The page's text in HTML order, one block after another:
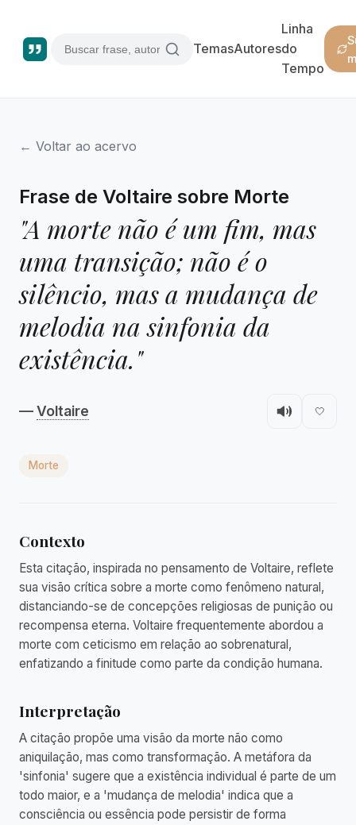
TemasAutores
Linha
do
Tempo
← Voltar ao acervo
Frase de Voltaire sobre Morte
"A morte não é um fim, mas
uma transição; não é o
silêncio, mas a mudança de
melodia na sinfonia da
existência."
—Voltaire 🤍
Morte
Contexto
Esta citação, inspirada no pensamento de Voltaire, reflete
sua visão crítica sobre a morte como fenômeno natural,
distanciando-se de concepções religiosas de punição ou
recompensa eterna. Voltaire frequentemente abordou a
morte com ceticismo em relação ao sobrenatural,
enfatizando a finitude como parte da condição humana.
Interpretação
A citação propõe uma visão da morte não como
aniquilação, mas como transformação. A metáfora da
'sinfonia' sugere que a existência individual é parte de um
todo maior, e a 'mudança de melodia' indica que a
consciência ou essência pode persistir de forma